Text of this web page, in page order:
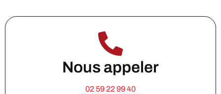
Nous appeler
02 59 22 99 40